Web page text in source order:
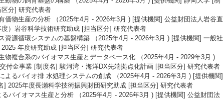
分] 研究代表者
価物生産の分析 （2025年4月 - 2026年3月 ) [提供機関] 公益財団法人岩谷直
）岩谷科学技術研究助成 [担当区分] 研究代表者
資源循環システムの基盤構築 （2025年4月 - 2026年3月 ) [提供機関] 一般社
年度研究助成 [担当区分] 研究代表者
物複合系のバイオマス生産とデータベース化 （2025年4月 - 2029年3月 )
付金事業 [制度名] 駿河湾・海洋DX先端拠点化計画 [担当区分] 研究代表者
よるバイオ排 水処理システムの創成 （2025年4月 - 2026年3月 ) [提供機関]
2025年度長瀬科学技術振興財団研究助成 [担当区分] 研究代表者
バイオマス生産と分析 （2025年4月 - 2026年3月 ) [提供機関] 公益財団法